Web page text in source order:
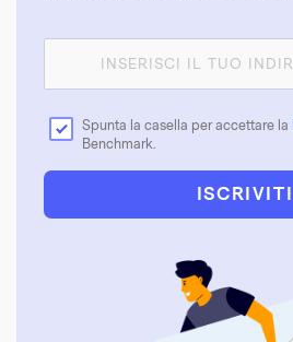
Spunta la casella per accettare la
Benchmark.
ISCRIVITI